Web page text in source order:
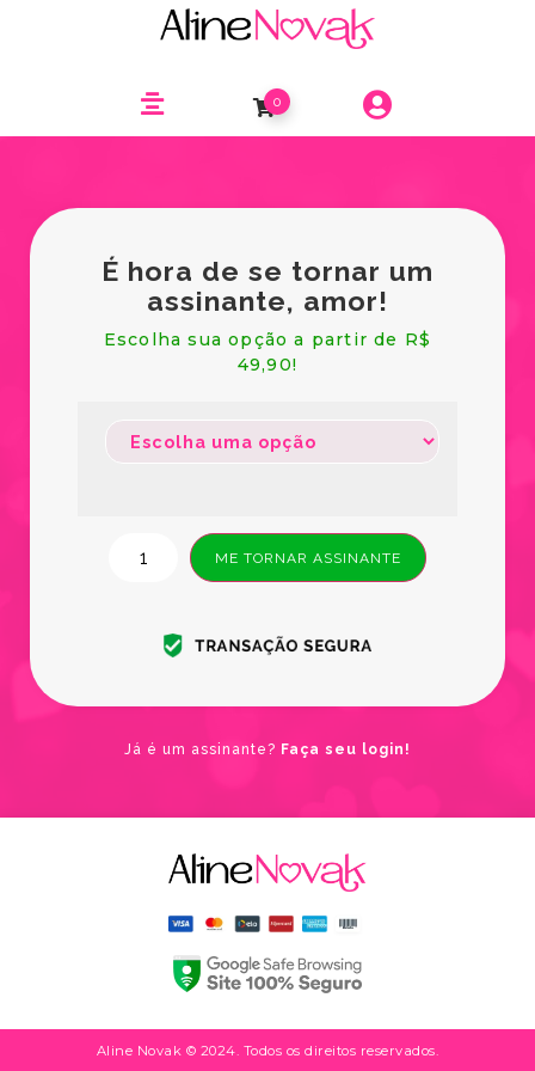
0
É hora de se tornar um
assinante, amor!
Escolha sua opção a partir de R$
49,90!
ME TORNAR ASSINANTE
Já é um assinante? Faça seu login!
Aline Novak © 2024. Todos os direitos reservados.